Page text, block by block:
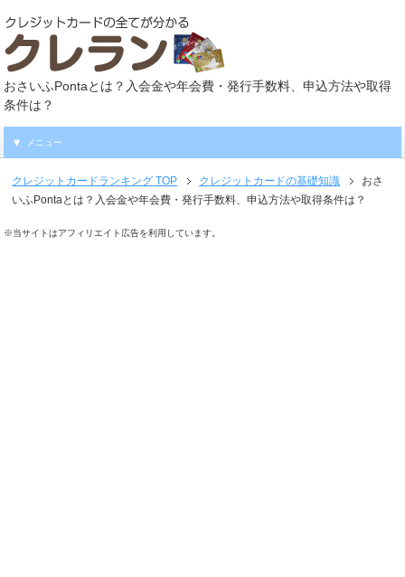
おさいふPontaとは？入会金や年会費・発行手数料、申込方法や取得
条件は？
メニュー
クレジットカードランキング TOP クレジットカードの基礎知識
おさ
いふPontaとは？入会金や年会費・発行手数料、申込方法や取得条件は？
※当サイトはアフィリエイト広告を利用しています。